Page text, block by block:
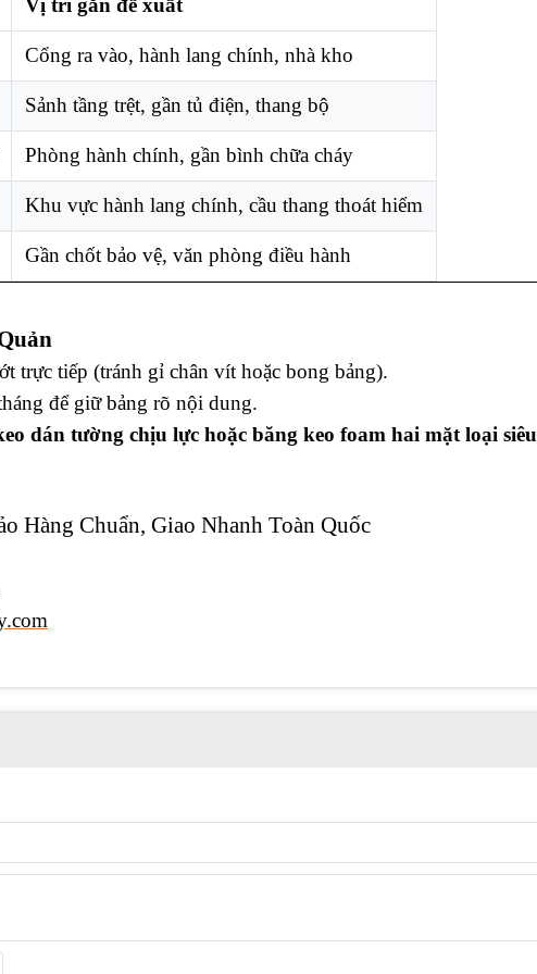
Cổng ra vào, hành lang chính, nhà kho
Sảnh tầng trệt, gần tủ điện, thang bộ
Phòng hành chính, gần bình chữa cháy
Khu vực hành lang chính, cầu thang thoát hiểm
Gần chốt bảo vệ, văn phòng điều hành
trực tiếp (tránh gỉ chân vít hoặc bong bảng).
để giữ bảng rõ nội dung.
dán tường chịu lực hoặc băng keo foam hai mặt loại siêu
Hàng Chuẩn, Giao Nhanh Toàn Quốc